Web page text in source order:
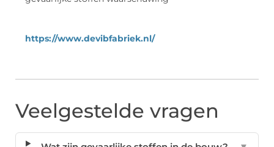
https://www.devibfabriek.nl/
Veelgestelde vragen